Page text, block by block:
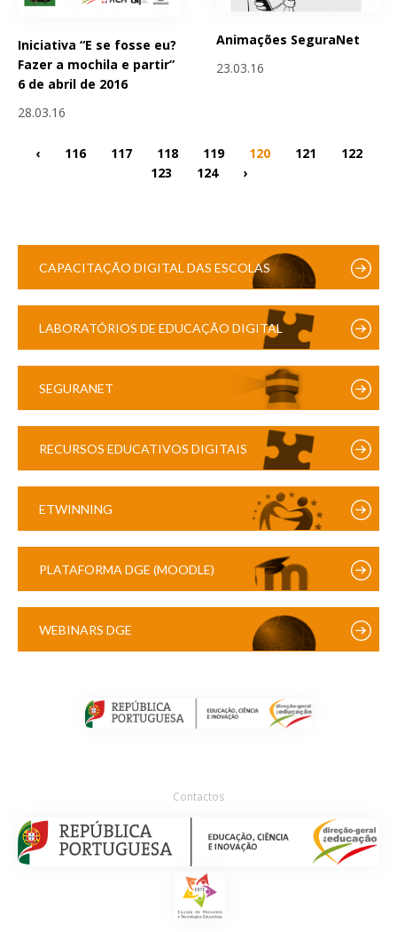
Iniciativa “E se fosse eu?
Fazer a mochila e partir”
6 de abril de 2016
28.03.16
Animações SeguraNet
23.03.16
‹ 116 117 118 119 120 121
122
123
124 ›
CAPACITAÇÃO DIGITAL DAS ESCOLAS
LABORATÓRIOS DE EDUCAÇÃO DIGITAL
SEGURANET
RECURSOS EDUCATIVOS DIGITAIS
ETWINNING
PLATAFORMA DGE (MOODLE)
WEBINARS DGE
Contactos